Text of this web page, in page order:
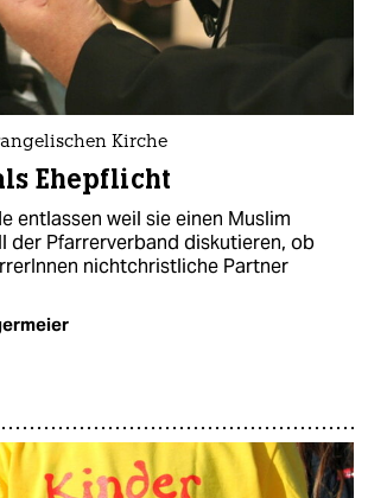
Kirche
Ehepflicht
entlassen weil sie einen Muslim
der Pfarrerverband diskutieren, ob
nichtchristliche Partner